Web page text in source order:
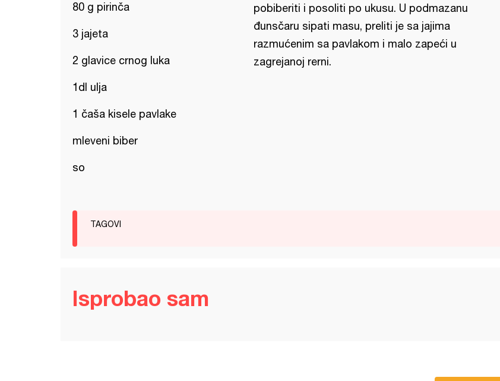
80 g pirinča
3 jajeta
2 glavice crnog luka
1dl ulja
1 čaša kisele pavlake
mleveni biber
so
pobiberiti i posoliti po ukusu. U podmazanu
đunsčaru sipati masu, preliti je sa jajima
razmućenim sa pavlakom i malo zapeći u
zagrejanoj rerni.
TAGOVI
Isprobao sam